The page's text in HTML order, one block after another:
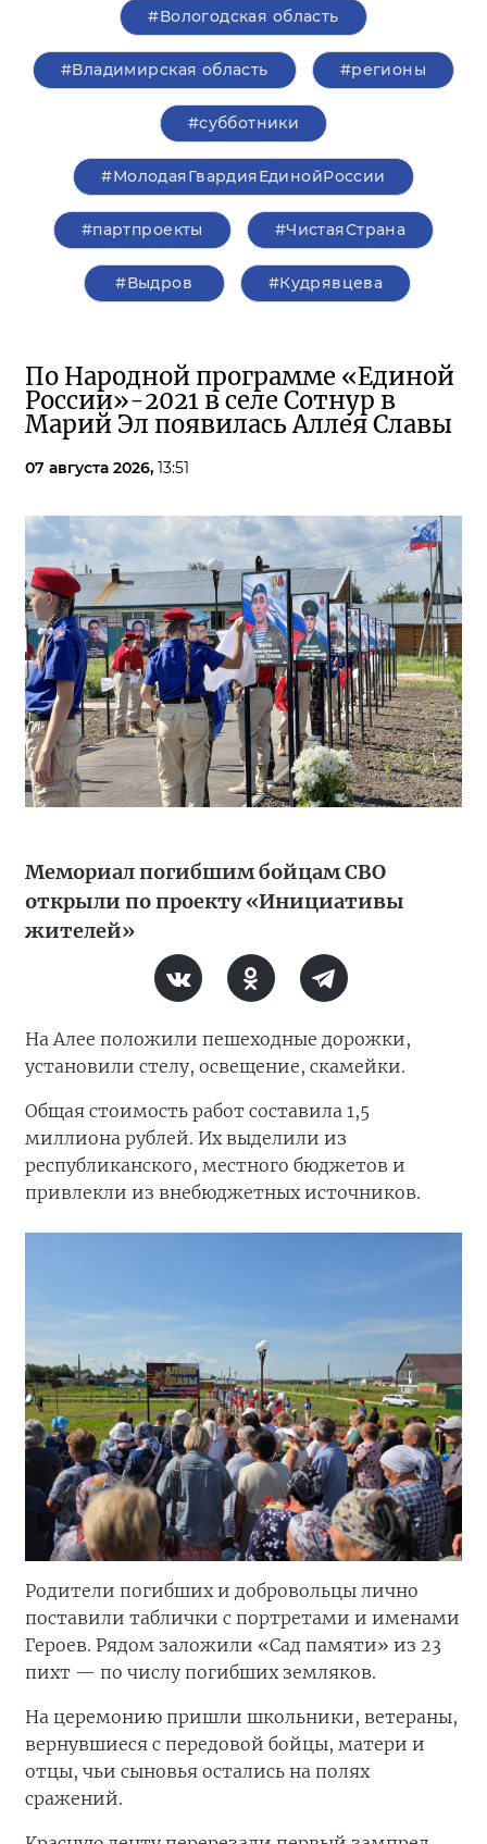
#Вологодская область
#Владимирская область #регионы
#субботники
#МолодаяГвардияЕдинойРоссии
#партпроекты #ЧистаяСтрана
#Выдров #Кудрявцева
По Народной программе «Единой
России»-2021 в селе Сотнур в
Марий Эл появилась Аллея Славы
07 августа 2026, 13:51
Мемориал погибшим бойцам СВО
открыли по проекту «Инициативы
жителей»
На Алее положили пешеходные дорожки,
установили стелу, освещение, скамейки.
Общая стоимость работ составила 1,5
миллиона рублей. Их выделили из
республиканского, местного бюджетов и
привлекли из внебюджетных источников.
Родители погибших и добровольцы лично
поставили таблички с портретами и именами
Героев. Рядом заложили «Сад памяти» из 23
пихт — по числу погибших земляков.
На церемонию пришли школьники, ветераны,
вернувшиеся с передовой бойцы, матери и
отцы, чьи сыновья остались на полях
сражений.